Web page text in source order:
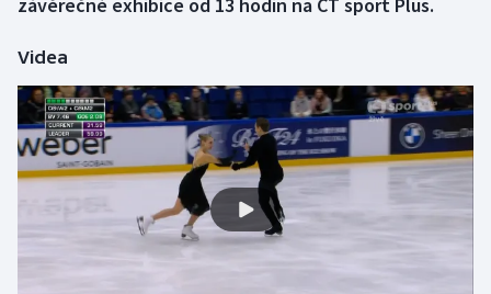
Futsal
Golf
Gymnastika
Jezdectví
závěrečné exhibice od 13 hodin na ČT sport Plus.
Videa